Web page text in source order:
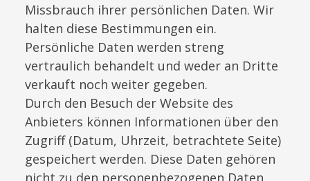
Missbrauch ihrer persönlichen Daten. Wir
halten diese Bestimmungen ein.
Persönliche Daten werden streng
vertraulich behandelt und weder an Dritte
verkauft noch weiter gegeben.
Durch den Besuch der Website des
Anbieters können Informationen über den
Zugriff (Datum, Uhrzeit, betrachtete Seite)
gespeichert werden. Diese Daten gehören
nicht zu den personenbezogenen Daten,